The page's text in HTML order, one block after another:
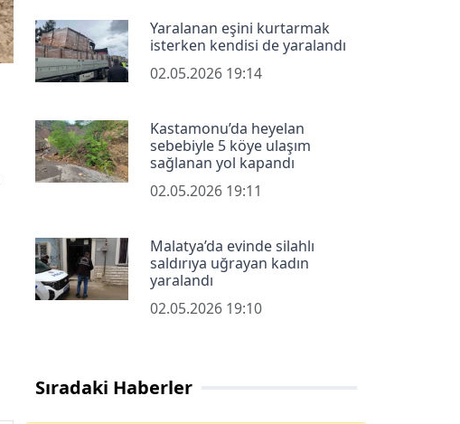
Yaralanan eşini kurtarmak
isterken kendisi de yaralandı
02.05.2026 19:14
Kastamonu’da heyelan
sebebiyle 5 köye ulaşım
sağlanan yol kapandı
02.05.2026 19:11
Malatya’da evinde silahlı
saldırıya uğrayan kadın
yaralandı
02.05.2026 19:10
Sıradaki Haberler